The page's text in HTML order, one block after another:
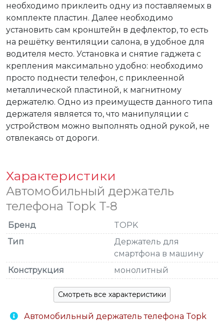
необходимо приклеить одну из поставляемых в
комплекте пластин. Далее необходимо
установить сам кронштейн в дефлектор, то есть
на решётку вентиляции салона, в удобное для
водителя место. Установка и снятие гаджета с
крепления максимально удобно: необходимо
просто поднести телефон, с приклеенной
металлической пластиной, к магнитному
держателю. Одно из преимуществ данного типа
держателя является то, что манипуляции с
устройством можно выполнять одной рукой, не
отвлекаясь от дороги.
Характеристики
Автомобильный держатель
телефона Topk T-8
Бренд
TOPK
Тип
Держатель для
смартфона в машину
Конструкция
монолитный
Смотреть все характеристики
Автомобильный держатель телефона Topk